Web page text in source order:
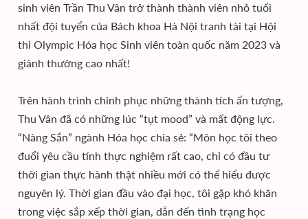
sinh viên Trần Thu Vân trở thành thành viên nhỏ tuổi
nhất đội tuyển của Bách khoa Hà Nội tranh tài tại Hội
thi Olympic Hóa học Sinh viên toàn quốc năm 2023 và
giành thưởng cao nhất!
Trên hành trình chinh phục những thành tích ấn tượng,
Thu Vân đã có những lúc “tụt mood” và mất động lực.
“Nàng Sắn” ngành Hóa học chia sẻ: “Môn học tôi theo
đuổi yêu cầu tính thực nghiệm rất cao, chỉ có đầu tư
thời gian thực hành thật nhiều mới có thể hiểu được
nguyên lý. Thời gian đầu vào đại học, tôi gặp khó khăn
trong việc sắp xếp thời gian, dẫn đến tình trạng học